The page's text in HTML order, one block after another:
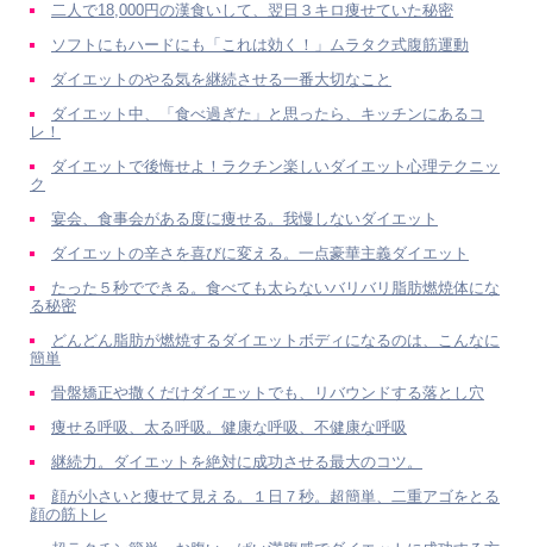
二人で18,000円の漢食いして、翌日３キロ痩せていた秘密
ソフトにもハードにも「これは効く！」ムラタク式腹筋運動
ダイエットのやる気を継続させる一番大切なこと
ダイエット中、「食べ過ぎた」と思ったら、キッチンにあるコ
レ！
ダイエットで後悔せよ！ラクチン楽しいダイエット心理テクニッ
ク
宴会、食事会がある度に痩せる。我慢しないダイエット
ダイエットの辛さを喜びに変える。一点豪華主義ダイエット
たった５秒でできる。食べても太らないバリバリ脂肪燃焼体にな
る秘密
どんどん脂肪が燃焼するダイエットボディになるのは、こんなに
簡単
骨盤矯正や撒くだけダイエットでも、リバウンドする落とし穴
痩せる呼吸、太る呼吸。健康な呼吸、不健康な呼吸
継続力。ダイエットを絶対に成功させる最大のコツ。
顔が小さいと痩せて見える。１日７秒。超簡単、二重アゴをとる
顔の筋トレ